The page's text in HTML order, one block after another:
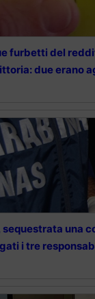
furbetti del
due erano
sequestrata una
i tre